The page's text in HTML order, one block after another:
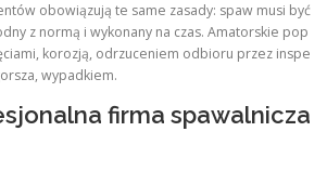
obowiązują te same zasady: spaw musi być
z normą i wykonany na czas. Amatorskie pop
korozją, odrzuceniem odbioru przez inspe
wypadkiem.
firma spawalnicza